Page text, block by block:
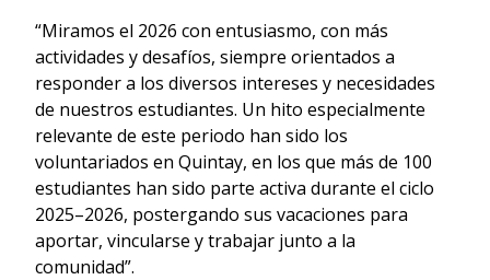
“Miramos el 2026 con entusiasmo, con más
actividades y desafíos, siempre orientados a
responder a los diversos intereses y necesidades
de nuestros estudiantes. Un hito especialmente
relevante de este periodo han sido los
voluntariados en Quintay, en los que más de 100
estudiantes han sido parte activa durante el ciclo
2025–2026, postergando sus vacaciones para
aportar, vincularse y trabajar junto a la
comunidad”.